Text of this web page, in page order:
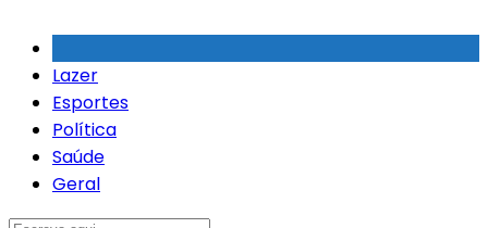
Lazer
Esportes
Política
Saúde
Geral